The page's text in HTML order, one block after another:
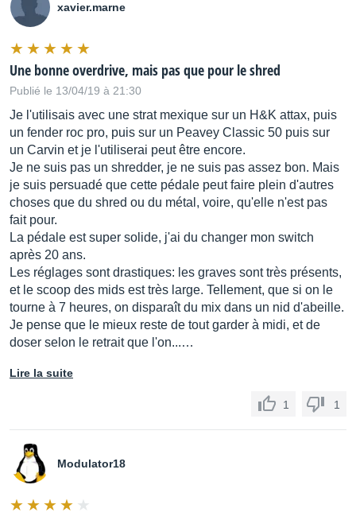
xavier.marne
Une bonne overdrive, mais pas que pour le shred
Publié le 13/04/19 à 21:30
Je l'utilisais avec une strat mexique sur un H&K attax, puis
un fender roc pro, puis sur un Peavey Classic 50 puis sur
un Carvin et je l'utiliserai peut être encore.
Je ne suis pas un shredder, je ne suis pas assez bon. Mais
je suis persuadé que cette pédale peut faire plein d'autres
choses que du shred ou du métal, voire, qu'elle n'est pas
fait pour.
La pédale est super solide, j'ai du changer mon switch
après 20 ans.
Les réglages sont drastiques: les graves sont très présents,
et le scoop des mids est très large. Tellement, que si on le
tourne à 7 heures, on disparaît du mix dans un nid d'abeille.
Je pense que le mieux reste de tout garder à midi, et de
doser selon le retrait que l'on...…
Lire la suite
1 1
Modulator18